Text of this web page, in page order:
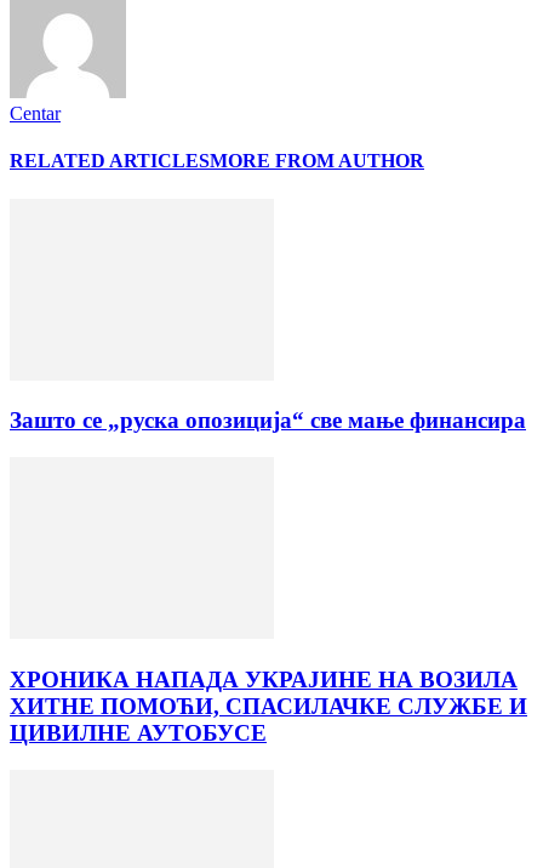
Centar
RELATED ARTICLESMORE FROM AUTHOR
Зашто се „руска опозиција“ све мање финансира
ХРОНИКА НАПАДА УКРАЈИНЕ НА ВОЗИЛА
ХИТНЕ ПОМОЋИ, СПАСИЛАЧКЕ СЛУЖБЕ И
ЦИВИЛНЕ АУТОБУСЕ